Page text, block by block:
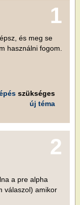
1
és meg se
használni fogom.
szükséges
új téma
2
a pre alpha
válaszol) amikor